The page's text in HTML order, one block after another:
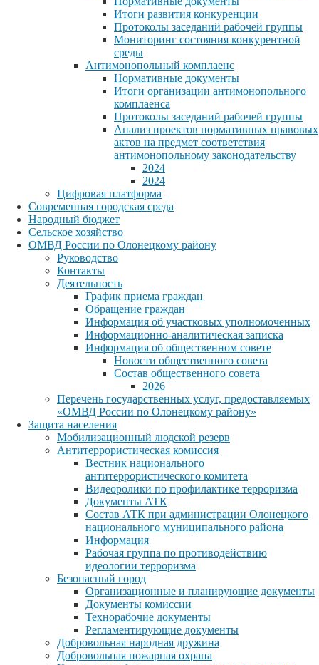
Итоги развития конкуренции
Протоколы заседаний рабочей группы
Мониторинг состояния конкурентной
среды
Антимонопольный комплаенс
Нормативные документы
Итоги организации антимонопольного
комплаенса
Протоколы заседаний рабочей группы
Анализ проектов нормативных правовых
актов на предмет соответствия
антимонопольному законодательству
2024
2024
Цифровая платформа
Современная городская среда
Народный бюджет
Сельское хозяйство
ОМВД России по Олонецкому району
Руководство
Контакты
Деятельность
График приема граждан
Обращение граждан
Информация об участковых уполномоченных
Информационно-аналитическая записка
Информация об общественном совете
Новости общественного совета
Состав общественного совета
2026
Перечень государственных услуг, предоставляемых
«ОМВД России по Олонецкому району»
Защита населения
Мобилизационный людской резерв
Антитеррористическая комиссия
Вестник национального
антитеррористического комитета
Видеоролики по профилактике терроризма
Документы АТК
Состав АТК при администрации Олонецкого
национального муниципального района
Информация
Рабочая группа по противодействию
идеологии терроризма
Безопасный город
Организационные и планирующие документы
Документы комиссии
Технорабочие документы
Регламентирующие документы
Добровольная народная дружина
Добровольная пожарная охрана